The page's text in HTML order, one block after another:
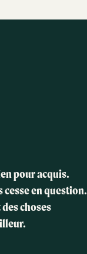
pour acquis.
cesse en question.
choses